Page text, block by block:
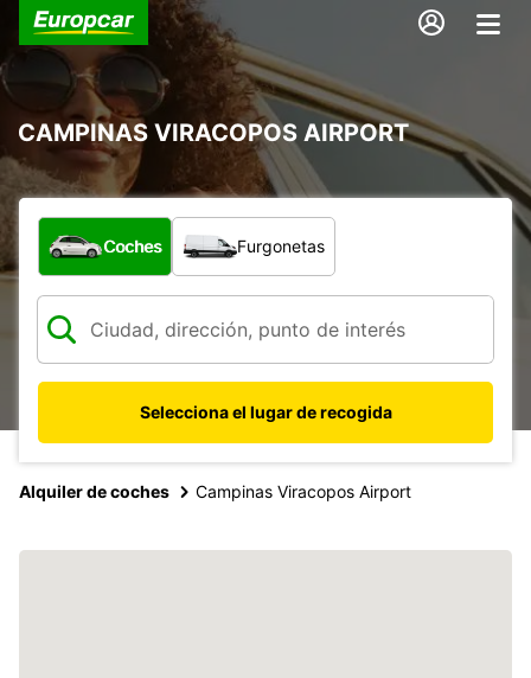
CAMPINAS VIRACOPOS AIRPORT
¿Qué tipo de vehículo?
Coches Furgonetas
Selecciona el lugar de recogida
Alquiler de coches Campinas Viracopos Airport